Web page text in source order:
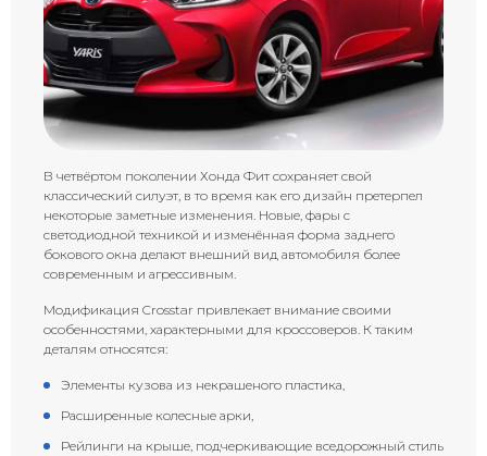
В четвёртом поколении Хонда Фит сохраняет свой
классический силуэт, в то время как его дизайн претерпел
некоторые заметные изменения. Новые, фары с
светодиодной техникой и изменённая форма заднего
бокового окна делают внешний вид автомобиля более
современным и агрессивным.
Модификация Crosstar привлекает внимание своими
особенностями, характерными для кроссоверов. К таким
деталям относятся:
Элементы кузова из некрашеного пластика,
Расширенные колесные арки,
Рейлинги на крыше, подчеркивающие вседорожный стиль